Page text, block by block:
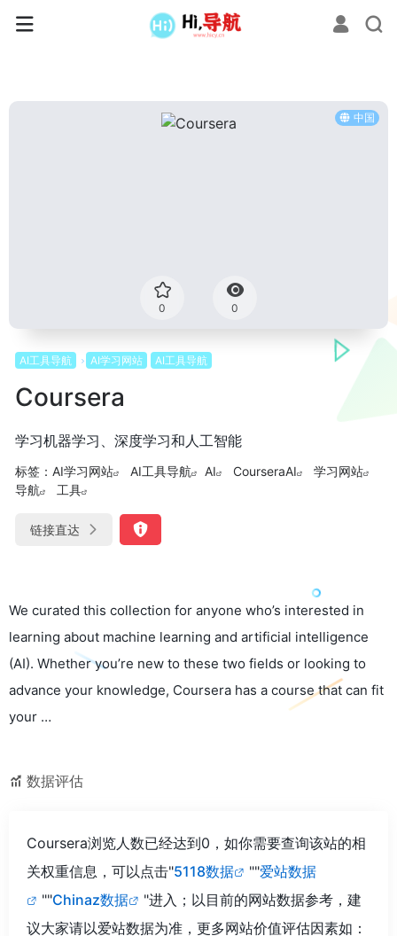
中国
0 0
AI工具导航 AI学习网站 AI工具导航
Coursera
学习机器学习、深度学习和人工智能
标签： AI学习网站 AI工具导航 AI CourseraAI
学习网站
导航
工具
链接直达
We curated this collection for anyone who’s interested in
learning about machine learning and artificial intelligence
(AI). Whether you’re new to these two fields or looking to
advance your knowledge, Coursera has a course that can fit
your …
数据评估
Coursera浏览人数已经达到0，如你需要查询该站的相
关权重信息，可以点击"5118数据 ""爱站数据
""Chinaz数据
"进入；以目前的网站数据参考，建
议大家请以爱站数据为准，更多网站价值评估因素如：